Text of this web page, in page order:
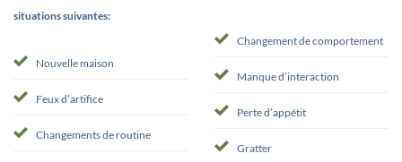
situations suivantes:
Nouvelle maison
Feux d’artifice
Changements de routine
Changement de comportement
Manque d’interaction
Perte d’appétit
Gratter